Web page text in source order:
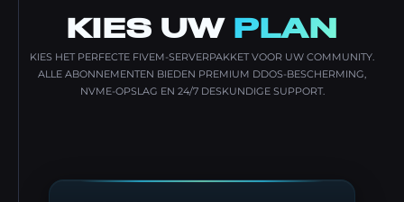
KIES UW PLAN
KIES HET PERFECTE FIVEM-SERVERPAKKET VOOR UW COMMUNITY.
ALLE ABONNEMENTEN BIEDEN PREMIUM DDOS-BESCHERMING,
NVME-OPSLAG EN 24/7 DESKUNDIGE SUPPORT.